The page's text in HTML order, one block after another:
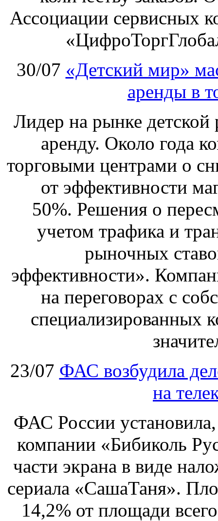
Ассоциации сервисных
30/07 «Детский мир»
аренды в
Лидер на рынке детской
аренду. Около года
торговыми центрами о
от эффективности
50%. Решения о
учетом трафика и
рыночных
эффективности».
на переговорах с
специализированных
23/07 ФАС возбудила
на
ФАС России установила,
компании «Бибиколь
части экрана в виде
сериала «СашаТаня».
14,2% от площади